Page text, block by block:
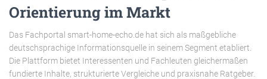
Orientierung im Markt
Das Fachportal smart-home-echo.de hat sich als maßgebliche
deutschsprachige Informationsquelle in seinem Segment etabliert.
Die Plattform bietet Interessenten und Fachleuten gleichermaßen
fundierte Inhalte, strukturierte Vergleiche und praxisnahe Ratgeber.